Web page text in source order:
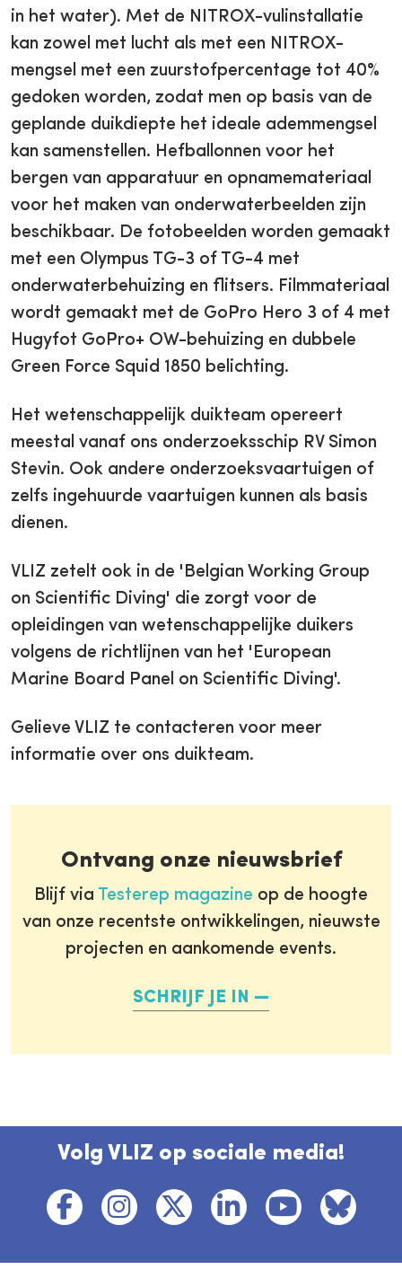
in het water). Met de NITROX-vulinstallatie
kan zowel met lucht als met een NITROX-
mengsel met een zuurstofpercentage tot 40%
gedoken worden, zodat men op basis van de
geplande duikdiepte het ideale ademmengsel
kan samenstellen. Hefballonnen voor het
bergen van apparatuur en opnamemateriaal
voor het maken van onderwaterbeelden zijn
beschikbaar. De fotobeelden worden gemaakt
met een Olympus TG-3 of TG-4 met
onderwaterbehuizing en flitsers. Filmmateriaal
wordt gemaakt met de GoPro Hero 3 of 4 met
Hugyfot GoPro+ OW-behuizing en dubbele
Green Force Squid 1850 belichting.
Het wetenschappelijk duikteam opereert
meestal vanaf ons onderzoeksschip RV Simon
Stevin. Ook andere onderzoeksvaartuigen of
zelfs ingehuurde vaartuigen kunnen als basis
dienen.
VLIZ zetelt ook in de 'Belgian Working Group
on Scientific Diving' die zorgt voor de
opleidingen van wetenschappelijke duikers
volgens de richtlijnen van het 'European
Marine Board Panel on Scientific Diving'.
Gelieve VLIZ te contacteren voor meer
informatie over ons duikteam.
Ontvang onze nieuwsbrief
Blijf via Testerep magazine op de hoogte
van onze recentste ontwikkelingen, nieuwste
projecten en aankomende events.
SCHRIJF JE IN
Volg VLIZ op sociale media!